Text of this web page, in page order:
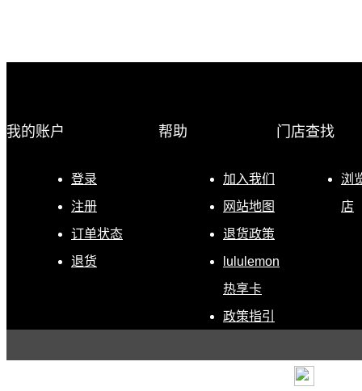
我的账户
登录
注册
订单状态
退货
帮助
加入我们
网站地图
退货政策
lululemon
热享卡
政策指引
门店查找
浏
店